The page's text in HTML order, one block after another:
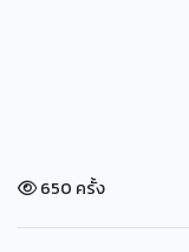
650 ครั้ง